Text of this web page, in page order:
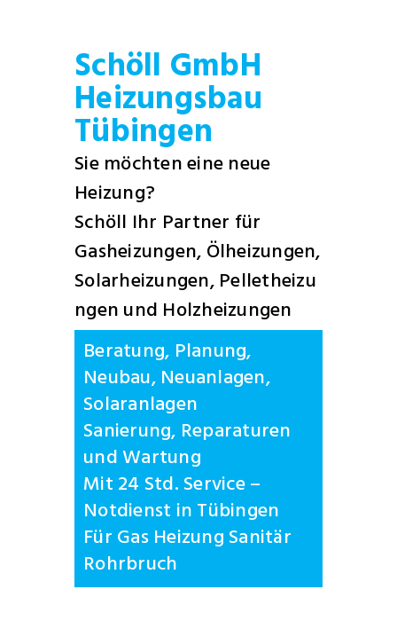
Schöll GmbH
Heizungsbau
Tübingen
Sie möchten eine neue
Heizung?
Schöll Ihr Partner für
Gasheizungen, Ölheizungen,
Solarheizungen, Pelletheizu
ngen und Holzheizungen
Beratung, Planung,
Neubau, Neuanlagen,
Solaranlagen
Sanierung, Reparaturen
und Wartung
Mit 24 Std. Service –
Notdienst in Tübingen
Für Gas Heizung Sanitär
Rohrbruch